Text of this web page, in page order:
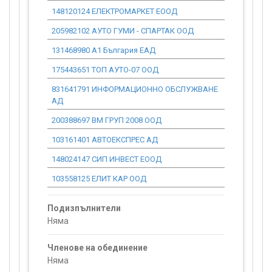
148120124 ЕЛЕКТРОМАРКЕТ ЕООД
205982102 АУТО ГУМИ - СПАРТАК ООД
131468980 А1 България ЕАД
175443651 ТОП АУТО-07 ООД
831641791 ИНФОРМАЦИОННО ОБСЛУЖВАНЕ
АД
200388697 ВМ ГРУП 2008 ООД
103161401 АВТОЕКСПРЕС АД
148024147 СИП ИНВЕСТ ЕООД
103558125 ЕЛИТ КАР ООД
Подизпълнители
Няма
Членове на обединение
Няма